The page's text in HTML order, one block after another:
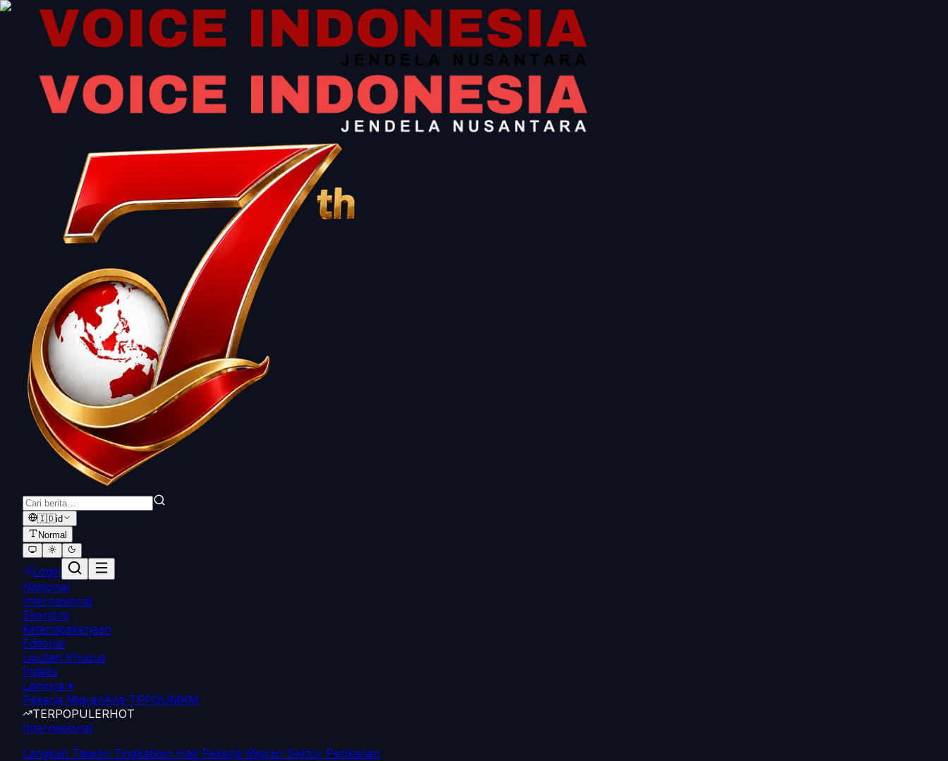
🇮🇩id
Normal
Login
Nasional
Internasional
Ekonomi
Ketenagakerjaan
Editorial
Liputan Khusus
Indeks
Lainnya ▾
Pekerja MigranAnti-TPPOUMKM
TERPOPULERHOT
Internasional
Langkah Taiwan Tingkatkan Hak Pekerja Migran Sektor Perikanan